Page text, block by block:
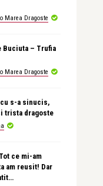
Marea Dragoste
Buciuta – Trufia
Marea Dragoste
s-a sinucis,
trista dragoste
ce mi-am
am reusit! Dar